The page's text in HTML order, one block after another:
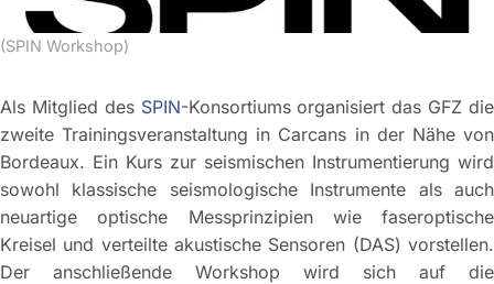
(SPIN Workshop)
Als Mitglied des SPIN-Konsortiums organisiert das GFZ die
zweite Trainingsveranstaltung in Carcans in der Nähe von
Bordeaux. Ein Kurs zur seismischen Instrumentierung wird
sowohl klassische seismologische Instrumente als auch
neuartige optische Messprinzipien wie faseroptische
Kreisel und verteilte akustische Sensoren (DAS) vorstellen.
Der anschließende Workshop wird sich auf die